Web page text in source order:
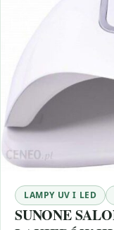
LAMPY UV I LED
SUNONE